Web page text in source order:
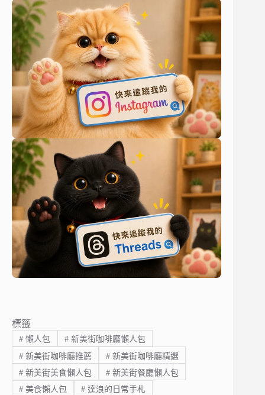
標籤
#懶人包 #新美街咖啡廳懶人包
#新美街咖啡廳推薦 #新美街咖啡廳精選
#新美街美食懶人包 #新美街餐廳懶人包
#美食懶人包 #達浪的日常手札